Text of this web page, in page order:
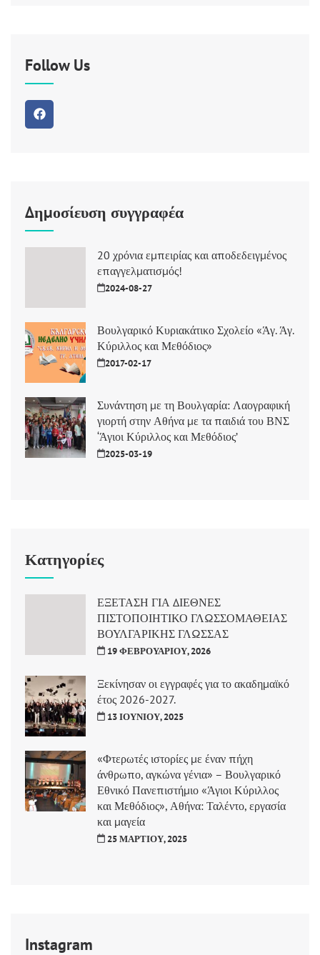
Follow Us
Δημοσίευση συγγραφέα
20 χρόνια εμπειρίας και αποδεδειγμένος
επαγγελματισμός!
2024-08-27
Βουλγαρικό Κυριακάτικο Σχολείο «Άγ. Άγ.
Κύριλλος και Μεθόδιος»
2017-02-17
Συνάντηση με τη Βουλγαρία: Λαογραφική
γιορτή στην Αθήνα με τα παιδιά του ΒΝΣ
‘Άγιοι Κύριλλος και Μεθόδιος’
2025-03-19
Κατηγορίες
ΕΞΕΤΑΣΗ ΓΙΑ ΔΙΕΘΝΕΣ
ΠΙΣΤΟΠΟΙΗΤΙΚΟ ΓΛΩΣΣΟΜΑΘΕΙΑΣ
ΒΟΥΛΓΑΡΙΚΗΣ ΓΛΩΣΣΑΣ
19 ΦΕΒΡΟΥΑΡΊΟΥ, 2026
Ξεκίνησαν οι εγγραφές για το ακαδημαϊκό
έτος 2026-2027.
13 ΙΟΥΝΊΟΥ, 2025
«Φτερωτές ιστορίες με έναν πήχη
άνθρωπο, αγκώνα γένια» – Βουλγαρικό
Εθνικό Πανεπιστήμιο «Άγιοι Κύριλλος
και Μεθόδιος», Αθήνα: Ταλέντο, εργασία
και μαγεία
25 ΜΑΡΤΊΟΥ, 2025
Instagram